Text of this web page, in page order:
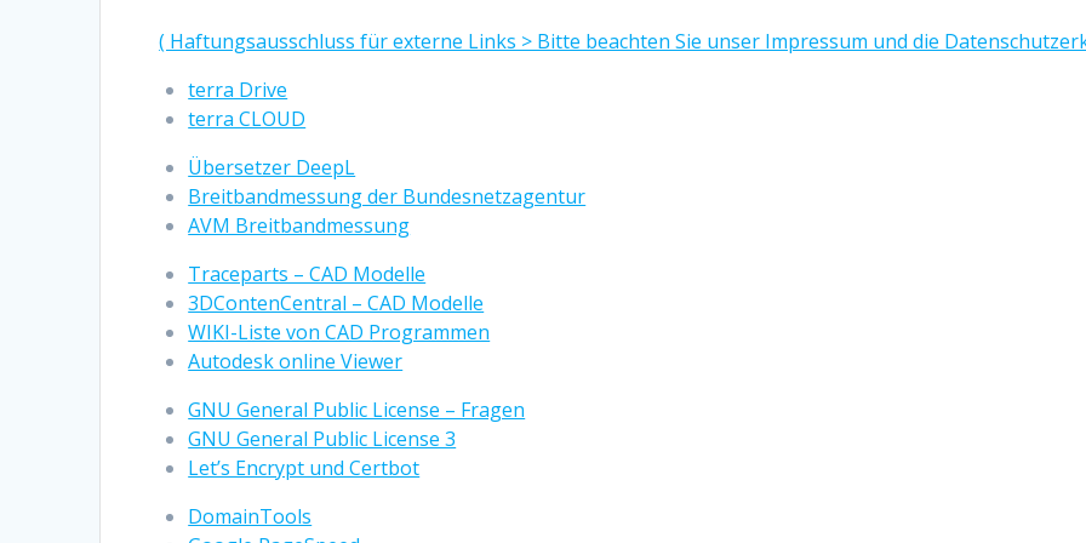
( Haftungsausschluss für externe Links > Bitte beachten Sie unser Impressum und die
terra Drive
terra CLOUD
Übersetzer DeepL
Breitbandmessung der Bundesnetzagentur
AVM Breitbandmessung
Traceparts – CAD Modelle
3DContenCentral – CAD Modelle
WIKI-Liste von CAD Programmen
Autodesk online Viewer
GNU General Public License – Fragen
GNU General Public License 3
Let’s Encrypt und Certbot
DomainTools